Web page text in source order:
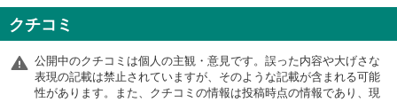
クチコミ
公開中のクチコミは個人の主観・意見です。誤った内容や大げさな
表現の記載は禁止されていますが、そのような記載が含まれる可能
性があります。また、クチコミの情報は投稿時点の情報であり、現